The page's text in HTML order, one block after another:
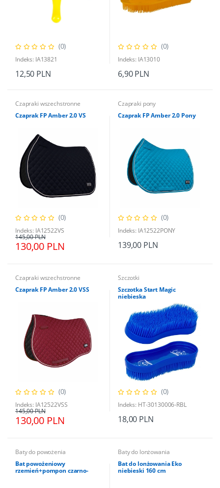
(0)
Indeks: IA13821
12,50 PLN
(0)
Indeks: IA13010
6,90 PLN
Czapraki wszechstronne
Czaprak FP Amber 2.0 VS
(0)
Indeks: IA12522VS
130,00 PLN
145,00 PLN
Czapraki pony
Czaprak FP Amber 2.0 Pony
(0)
Indeks: IA12522PONY
139,00 PLN
Czapraki wszechstronne
Czaprak FP Amber 2.0 VSS
(0)
Indeks: IA12522VSS
130,00 PLN
145,00 PLN
Szczotki
Szczotka Start Magic
niebieska
(0)
Indeks: HT-30130006-RBL
18,00 PLN
Baty do powożenia
Bat powożeniowy
rzemień+pompon czarno-
Baty do lonżowania
Bat do lonżowania Eko
niebieski 160 cm